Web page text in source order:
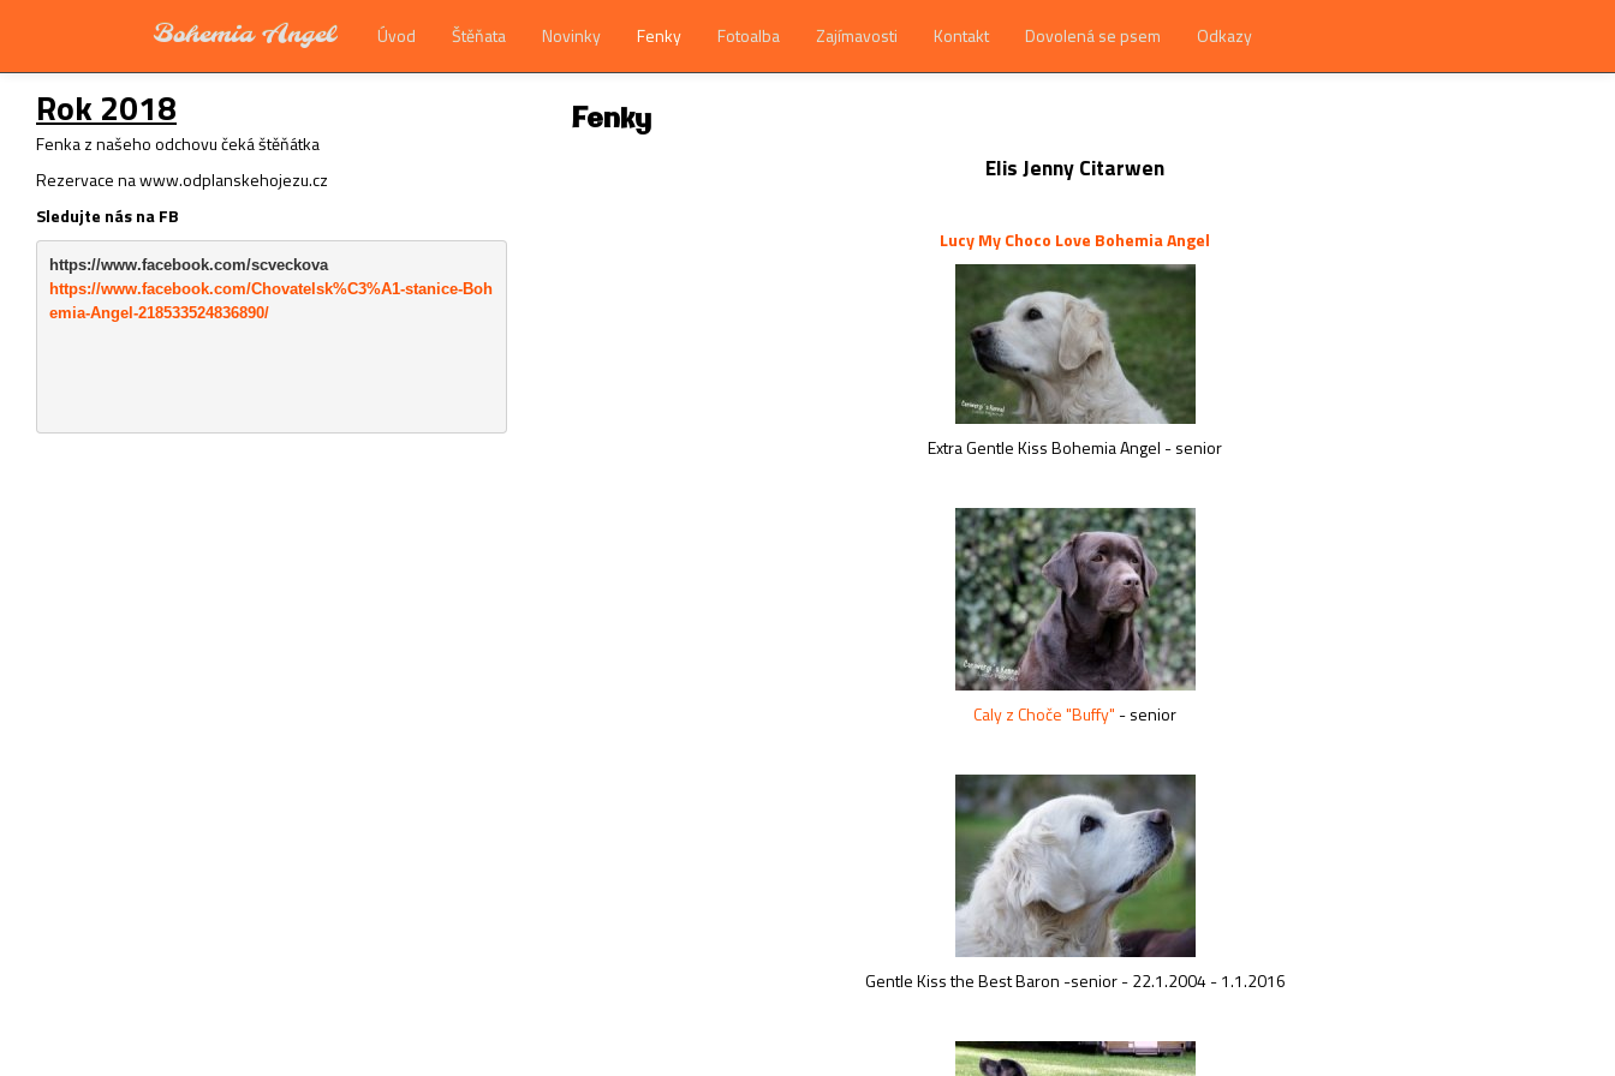
Bohemia Angel Úvod Štěňata Novinky Fenky Fotoalba Zajímavosti Kontakt Dovolená se psem Odkazy
Rok 2018
Fenka z našeho odchovu čeká štěňátka
Rezervace na www.odplanskehojezu.cz
Sledujte nás na FB
https://www.facebook.com/scveckova
https://www.facebook.com/Chovatelsk%C3%A1-stanice-Boh
emia-Angel-218533524836890/
Fenky
Elis Jenny Citarwen
Lucy My Choco Love Bohemia Angel
Extra Gentle Kiss Bohemia Angel - senior
Caly z Choče "Buffy" - senior
Gentle Kiss the Best Baron -senior - 22.1.2004 - 1.1.2016